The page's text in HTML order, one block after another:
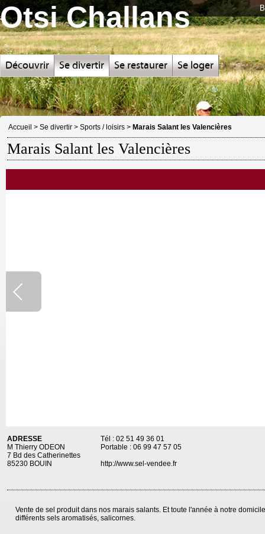
Otsi Challans
Découvrir Se divertir Se restaurer Se loger
Accueil > Se divertir > Sports / loisirs > Marais Salant les Valencières
Marais Salant les Valencières
ADRESSE
M Thierry ODEON
7 Bd des Catherinettes
85230 BOUIN
Tél : 02 51 49 36 01
Portable : 06 99 47 57 05
http://www.sel-vendee.fr
Vente de sel produit dans nos marais salants. Et toute l'année à notre
différents sels aromatisés, salicornes.